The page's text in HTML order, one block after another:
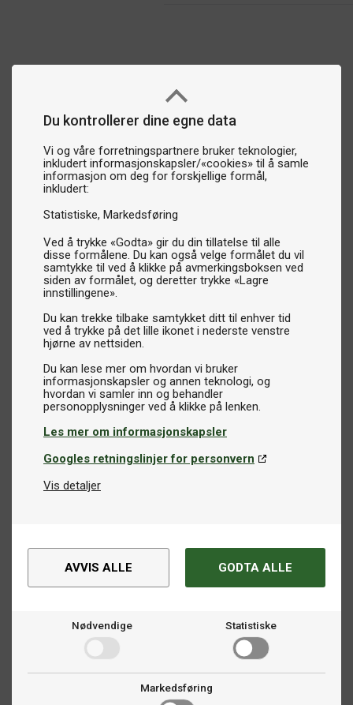
Du kontrollerer dine egne data
Vi og våre forretningspartnere bruker teknologier,
inkludert informasjonskapsler/«cookies» til å samle
informasjon om deg for forskjellige formål,
inkludert:
Statistiske Markedsføring
Ved å trykke «Godta» gir du din tillatelse til alle
disse formålene. Du kan også velge formålet du vil
samtykke til ved å klikke på avmerkingsboksen ved
siden av formålet, og deretter trykke «Lagre
innstillingene».
Du kan trekke tilbake samtykket ditt til enhver tid
ved å trykke på det lille ikonet i nederste venstre
hjørne av nettsiden.
Du kan lese mer om hvordan vi bruker
informasjonskapsler og annen teknologi, og
hvordan vi samler inn og behandler
Les mer om informasjonskapsler
Googles retningslinjer for personvern
Vis detaljer
AVVIS ALLE GODTA ALLE
Nødvendige Statistiske
Markedsføring